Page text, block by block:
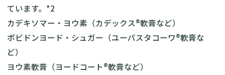
ています。*2
カデキソマー・ヨウ素（カデックス®軟膏など）
ポビドンヨード・シュガー（ユーパスタコーワ®軟膏な
ど）
ヨウ素軟膏（ヨードコート®軟膏など）